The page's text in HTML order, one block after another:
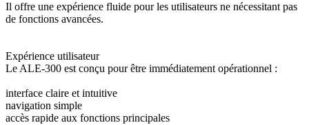
Il offre une expérience fluide pour les utilisateurs ne nécessitant pas
de fonctions avancées.
Expérience utilisateur
Le ALE-300 est conçu pour être immédiatement opérationnel :
interface claire et intuitive
navigation simple
accès rapide aux fonctions principales